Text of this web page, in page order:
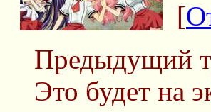
[
Предыдущий
Это будет на